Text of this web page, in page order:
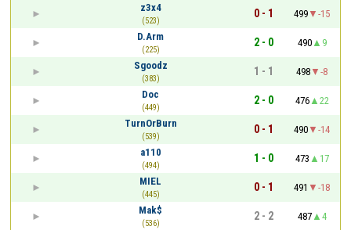
z3x4
(523)
0 - 1 499
-15
D.Arm
(225)
2 - 0 490
9
Sgoodz
(383)
1 - 1 498
-8
Doc
(449)
2 - 0 476
22
TurnOrBurn
(539)
0 - 1 490
-14
a110
(494)
1 - 0 473
17
MIEL
(445)
0 - 1 491
-18
Mak$
(536)
2 - 2 487
4